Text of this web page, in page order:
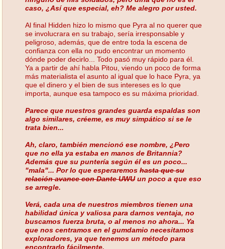
caso, ¿Así que especial, eh? Me alegro por usted.
Al final Hidden hizo lo mismo que Pyra al no querer que
se involucrara en su trabajo, sería irresponsable y
peligroso, además, que de entre toda la escena de
confianza con ella no pudo encontrar un momento
dónde poder decirlo... Todo pasó muy rápido para él.
Ya a partir de ahí habla Pitou, viendo un poco de forma
más materialista el asunto al igual que lo hace Pyra, ya
que el dinero y el bien de sus intereses es lo que
importa, aunque esa tampoco es su máxima prioridad.
Parece que nuestros grandes guarda espaldas son
algo similares, créeme, es muy simpático si se le
trata bien...
Ah, claro, también mencionó ese nombre, ¿Pero
que no ella ya estaba en manos de Britannia?
Además que su puntería según él es un poco...
"mala"... Por lo que esperaremos hasta que su
relación avance con Dante UWUun poco a que eso
se arregle.
Verá, cada una de nuestros miembros tienen una
habilidad única y valiosa para darnos ventaja, no
buscamos fuerza bruta, o al menos no ahora... Ya
que nos centramos en el gumdamio necesitamos
exploradores, ya que tenemos un método para
encontrarlo fácilmente.